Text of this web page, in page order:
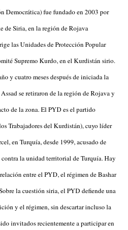
Democrática) fue fundado en 2003 por
de Siria, en la región de Rojava
las Unidades de Protección Popular
Supremo Kurdo, en el Kurdistán sirio.
y cuatro meses después de iniciada la
se retiraron de la región de Rojava y
de la zona. El PYD es el partido
Trabajadores del Kurdistán), cuyo líder
en Turquía, desde 1999, acusado de
contra la unidad territorial de Turquía. Hay
entre el PYD, el régimen de Bashar
la cuestión siria, el PYD defiende una
y el régimen, sin descartar incluso la
invitados recientemente a participar en